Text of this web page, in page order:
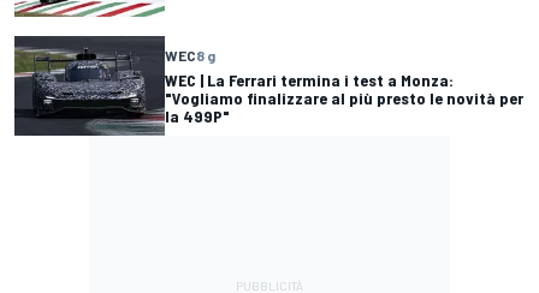
WEC8 g
WEC | La Ferrari termina i test a Monza:
"Vogliamo finalizzare al più presto le novità per
la 499P"